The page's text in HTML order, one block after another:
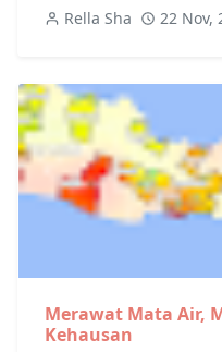
Rella Sha 22 Nov,
Merawat Mata Air,
Kehausan